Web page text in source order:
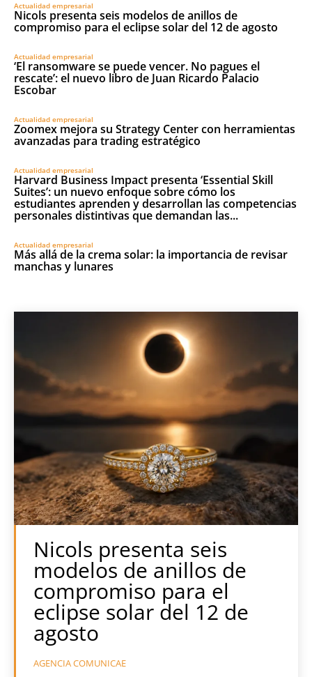
Actualidad empresarial
Nicols presenta seis modelos de anillos de
compromiso para el eclipse solar del 12 de agosto
Actualidad empresarial
‘El ransomware se puede vencer. No pagues el
rescate’: el nuevo libro de Juan Ricardo Palacio
Escobar
Actualidad empresarial
Zoomex mejora su Strategy Center con herramientas
avanzadas para trading estratégico
Actualidad empresarial
Harvard Business Impact presenta ‘Essential Skill
Suites’: un nuevo enfoque sobre cómo los
estudiantes aprenden y desarrollan las competencias
personales distintivas que demandan las...
Actualidad empresarial
Más allá de la crema solar: la importancia de revisar
manchas y lunares
Nicols presenta seis
modelos de anillos de
compromiso para el
eclipse solar del 12 de
agosto
AGENCIA COMUNICAE